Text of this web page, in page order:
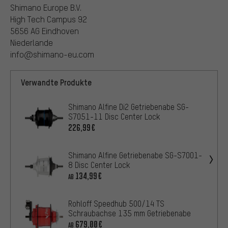
Shimano Europe B.V.
High Tech Campus 92
5656 AG Eindhoven
Niederlande
info@shimano-eu.com
Verwandte Produkte
Shimano Alfine Di2 Getriebenabe SG-
S7051-11 Disc Center Lock
226,99€
Shimano Alfine Getriebenabe SG-S7001-
8 Disc Center Lock
AB 134,99€
Rohloff Speedhub 500/14 TS
Schraubachse 135 mm Getriebenabe
AB 679,00€